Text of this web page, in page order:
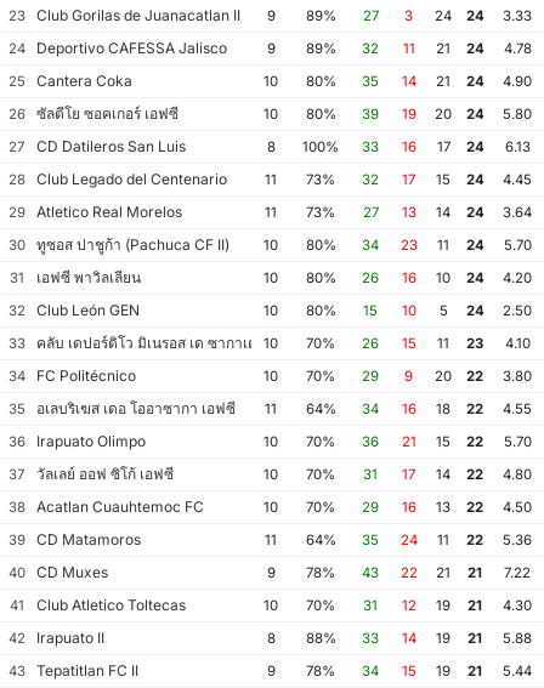
23 Club Gorilas de Juanacatlan II 9 89% 27 3 24 24
3.33
24
Deportivo CAFESSA Jalisco 9 89% 32 11 21 24
4.78
25
Cantera Coka 10 80% 35 14 21 24
4.90
26
ซัลตีโย ซอคเกอร์ เอฟซี 10 80% 39 19 20 24
5.80
27
CD Datileros San Luis 8 100% 33 16 17 24
6.13
28
Club Legado del Centenario 11 73% 32 17 15 24
4.45
29
Atletico Real Morelos 11 73% 27 13 14 24
3.64
30
ทูซอส ปาชูก้า (Pachuca CF II) 10 80% 34 23 11 24
5.70
31
เอฟซี พาวิลเลียน 10 80% 26 16 10 24
4.20
32
Club León GEN 10 80% 15 10 5 24
2.50
33
คลับ เดปอร์ติโว มิเนรอส เด ซากาเตกัส II
10 70% 26 15 11 23
4.10
34
FC Politécnico 10 70% 29 9 20 22
3.80
35
อเลบริเฆส เดอ โออาซากา เอฟซี 11 64% 34 16 18 22
4.55
36
Irapuato Olimpo 10 70% 36 21 15 22
5.70
37
วัลเลย์ ออฟ ซิโก้ เอฟซี 10 70% 31 17 14 22
4.80
38
Acatlan Cuauhtemoc FC 10 70% 29 16 13 22
4.50
39
CD Matamoros 11 64% 35 24 11 22
5.36
40
CD Muxes 9 78% 43 22 21 21
7.22
41
Club Atletico Toltecas 10 70% 31 12 19 21
4.30
42
Irapuato II 8 88% 33 14 19 21
5.88
43
Tepatitlan FC II 9 78% 34 15 19 21
5.44